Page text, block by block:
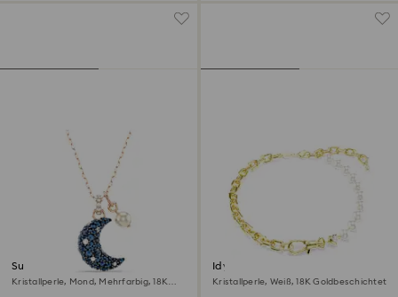
Sublima Anhänger
Kristallperle, Mond, Mehrfarbig, 18K
Idyllia Halskette
Kristallperle, Weiß, 18K Goldbeschichtet